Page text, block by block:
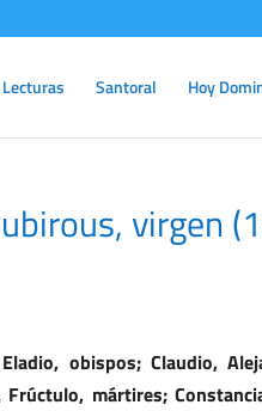
Santoral Hoy
virgen
obispos; Claudio,
mártires;